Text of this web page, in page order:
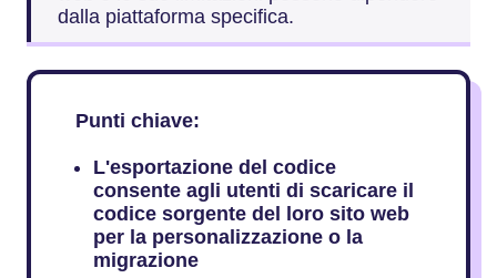
dalla piattaforma specifica.
Punti chiave:
L'esportazione del codice
consente agli utenti di scaricare il
codice sorgente del loro sito web
per la personalizzazione o la
migrazione